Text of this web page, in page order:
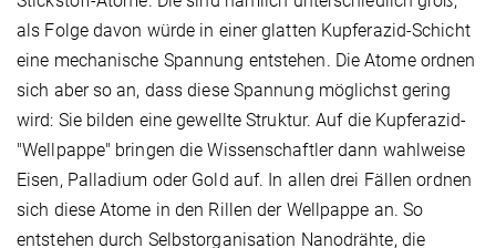
als Folge davon würde in einer glatten Kupferazid-Schicht
eine mechanische Spannung entstehen. Die Atome ordnen
sich aber so an, dass diese Spannung möglichst gering
wird: Sie bilden eine gewellte Struktur. Auf die Kupferazid-
"Wellpappe" bringen die Wissenschaftler dann wahlweise
Eisen, Palladium oder Gold auf. In allen drei Fällen ordnen
sich diese Atome in den Rillen der Wellpappe an. So
entstehen durch Selbstorganisation Nanodrähte, die